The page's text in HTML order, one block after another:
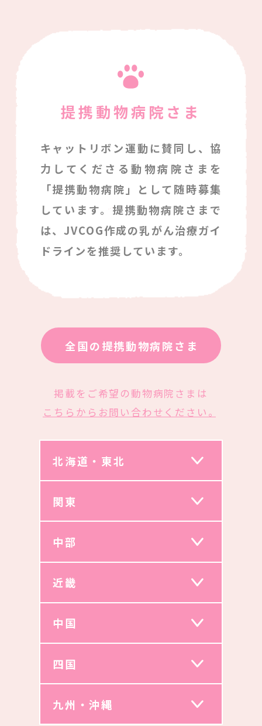
提携動物病院さま
キャットリボン運動に賛同し、協
力してくださる動物病院さまを
「提携動物病院」として随時募集
しています。提携動物病院さまで
は、JVCOG作成の乳がん治療ガイ
ドラインを推奨しています。
全国の提携動物病院さま
掲載をご希望の動物病院さまは
こちらからお問い合わせください。
北海道・東北
関東
中部
近畿
中国
四国
九州・沖縄